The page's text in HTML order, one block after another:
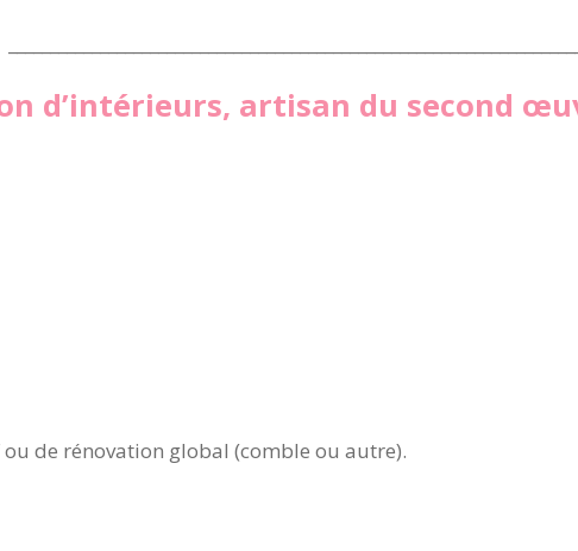
d’intérieurs, artisan du second
de rénovation global (comble ou autre).